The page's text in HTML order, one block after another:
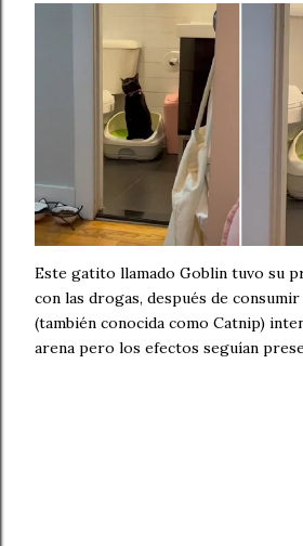
Este gatito llamado Goblin tuvo su
con las drogas, después de
(también conocida como Catnip)
arena pero los efectos seguían